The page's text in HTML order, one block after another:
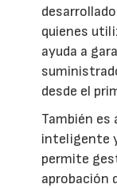
quienes
ayuda a
desde el
También es
inteligente
permite
aprobación